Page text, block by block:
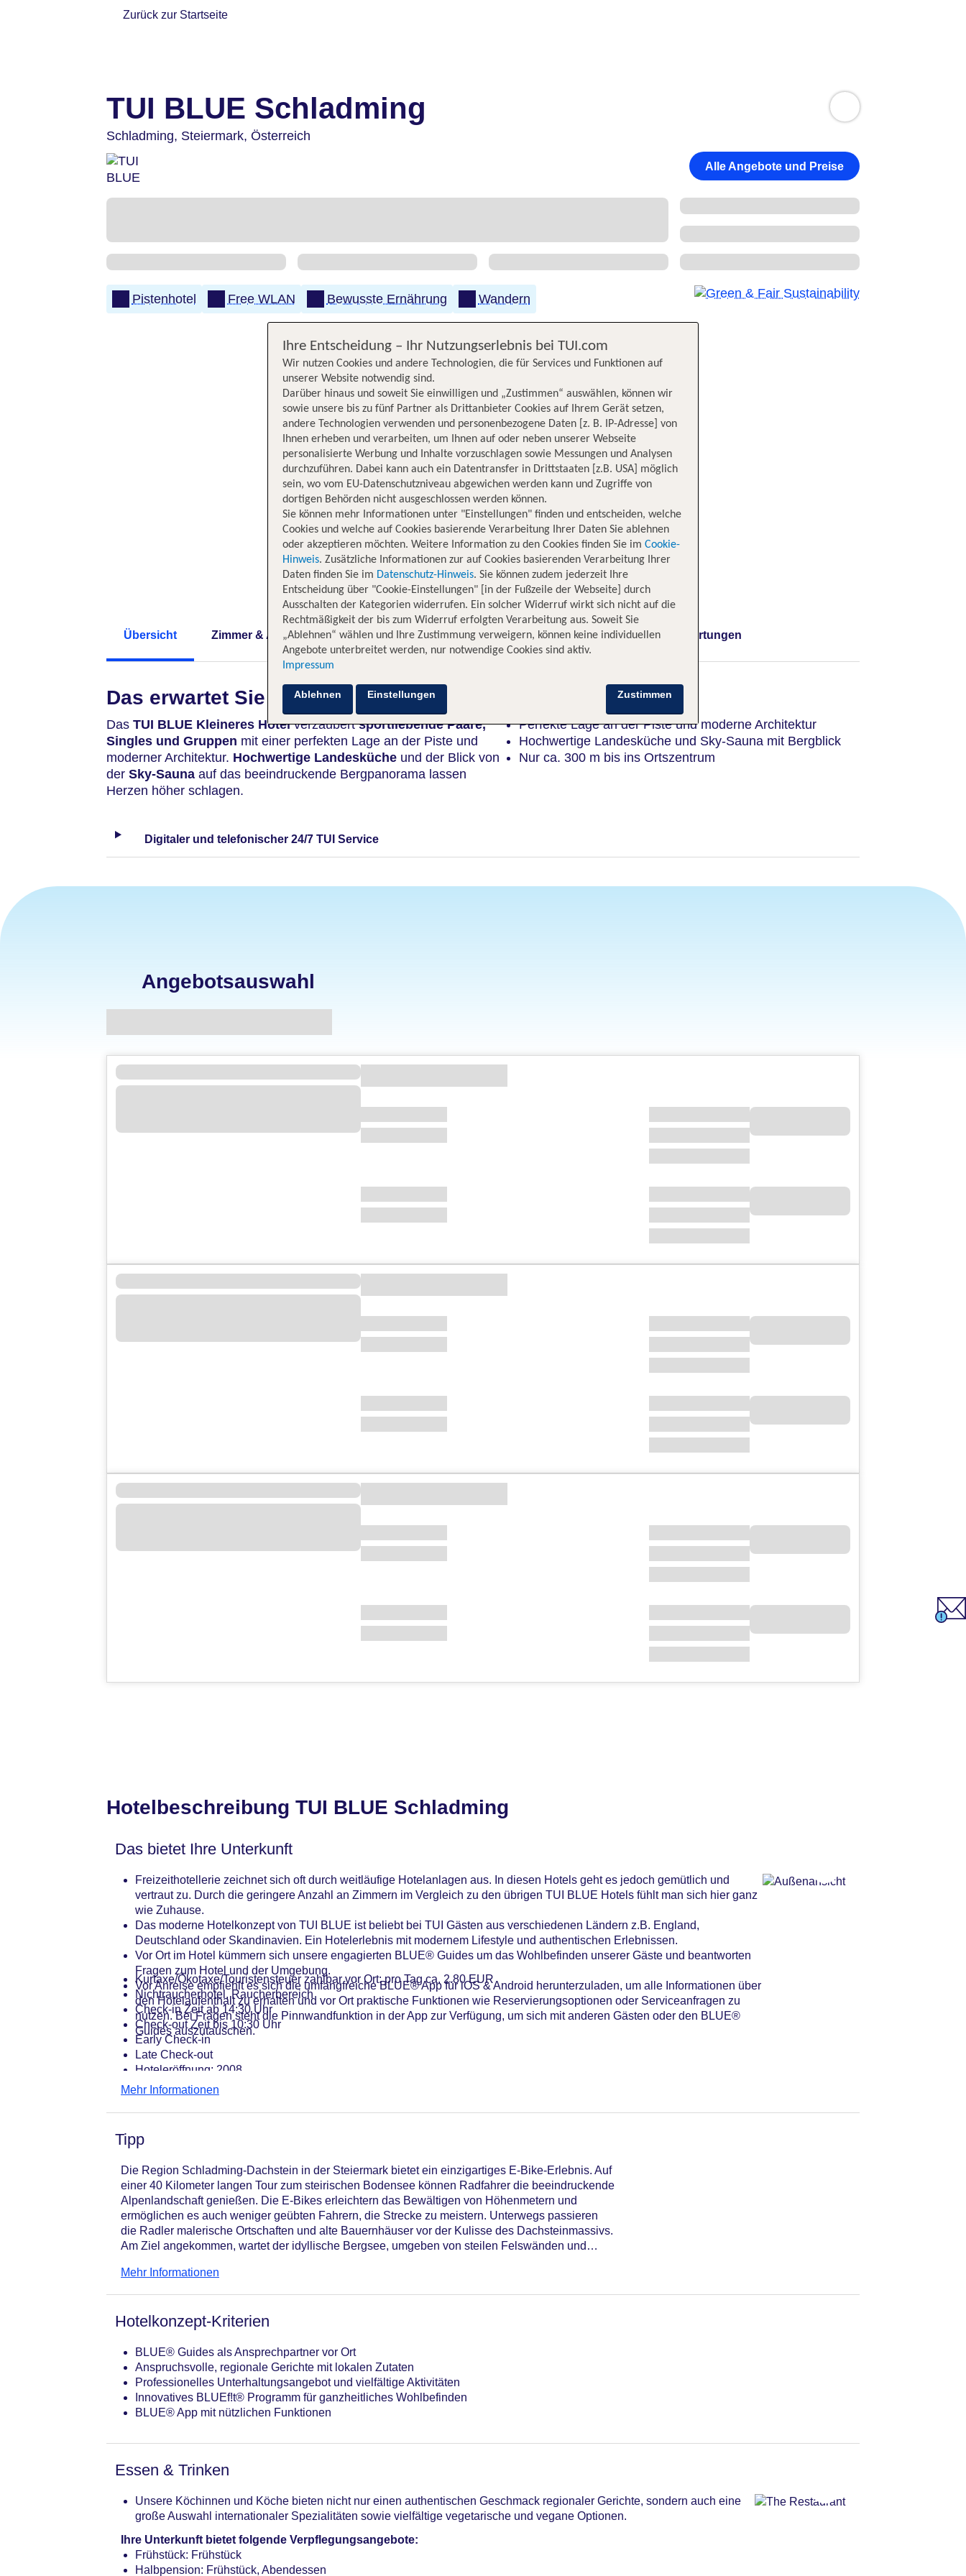
Zurück zur Startseite
TUI BLUE Schladming
Schladming, Steiermark, Österreich
Alle Angebote und Preise
Pistenhotel Free WLAN Bewusste Ernährung Wandern
Übersicht Zimmer & Angebote Hotelinformationen Nachhaltigkeit Lage Bewertungen
Das erwartet Sie
Das TUI BLUE Kleineres Hotelverzaubertsportliebende Paare,
Singles und Gruppen mit einer perfekten Lage an der Piste und
moderner Architektur. Hochwertige Landesküche und der Blick von
der Sky-Sauna auf das beeindruckende Bergpanorama lassen
Herzen höher schlagen.
Perfekte Lage an der Piste und moderne Architektur
Hochwertige Landesküche und Sky-Sauna mit Bergblick
Nur ca. 300 m bis ins Ortszentrum
Digitaler und telefonischer 24/7 TUI Service
Angebotsauswahl
Hotelbeschreibung TUI BLUE Schladming
Das bietet Ihre Unterkunft
Freizeithotellerie zeichnet sich oft durch weitläufige Hotelanlagen aus. In diesen Hotels geht es jedoch gemütlich und
vertraut zu. Durch die geringere Anzahl an Zimmern im Vergleich zu den übrigen TUI BLUE Hotels fühlt man sich hier ganz
wie Zuhause.
Das moderne Hotelkonzept von TUI BLUE ist beliebt bei TUI Gästen aus verschiedenen Ländern z.B. England,
Deutschland oder Skandinavien. Ein Hotelerlebnis mit modernem Lifestyle und authentischen Erlebnissen.
Vor Ort im Hotel kümmern sich unsere engagierten BLUE® Guides um das Wohlbefinden unserer Gäste und beantworten
Fragen zum Hotel und der Umgebung.
Vor Anreise empfiehlt es sich die umfangfreiche BLUE® App für iOS & Android herunterzuladen, um alle Informationen über
den Hotelaufenthalt zu erhalten und vor Ort praktische Funktionen wie Reservierungsoptionen oder Serviceanfragen zu
nutzen. Bei Fragen steht die Pinnwandfunktion in der App zur Verfügung, um sich mit anderen Gästen oder den BLUE®
Guides auszutauschen.
Kurtaxe/Ökotaxe/Touristensteuer zahlbar vor Ort: pro Tag ca. 2.80 EUR
Nichtraucherhotel, Raucherbereich
Check-in Zeit ab 14:30 Uhr
Check-out Zeit bis 10:30 Uhr
Early Check-in
Late Check-out
Hoteleröffnung: 2008
Rezeption: Sprachen: deutsch, englisch
Dachterrasse
Internetterminal: ohne Gebühr
Haustier: Hund erlaubt: pro Tag ca. 45 EUR, Anfrage & Reservierung notwendig
Parkmöglichkeiten: Garage: pro Nacht ca. 16 EUR, Reservierung notwendig
Tagungseinrichtungen: Konferenzräume: 1, Tagungsequipment
Größe des Hotels/Anlage: 2300
Gebäudeanzahl: 1, Etagen: 5, Zimmer: 107
Landeskategorie: 3 Sterne
Mehr Informationen
Tipp
Die Region Schladming-Dachstein in der Steiermark bietet ein einzigartiges E-Bike-Erlebnis. Auf
einer 40 Kilometer langen Tour zum steirischen Bodensee können Radfahrer die beeindruckende
Alpenlandschaft genießen. Die E-Bikes erleichtern das Bewältigen von Höhenmetern und
ermöglichen es auch weniger geübten Fahrern, die Strecke zu meistern. Unterwegs passieren
die Radler malerische Ortschaften und alte Bauernhäuser vor der Kulisse des Dachsteinmassivs.
Am Ziel angekommen, wartet der idyllische Bergsee, umgeben von steilen Felswänden und
eine aufregende Abfahrt zurück ins Tal.
Mehr Informationen
Hotelkonzept-Kriterien
BLUE® Guides als Ansprechpartner vor Ort
Anspruchsvolle, regionale Gerichte mit lokalen Zutaten
Professionelles Unterhaltungsangebot und vielfältige Aktivitäten
Innovatives BLUEf!t® Programm für ganzheitliches Wohlbefinden
BLUE® App mit nützlichen Funktionen
Essen & Trinken
Unsere Köchinnen und Köche bieten nicht nur einen authentischen Geschmack regionaler Gerichte, sondern auch eine
große Auswahl internationaler Spezialitäten sowie vielfältige vegetarische und vegane Optionen.
Ihre Unterkunft bietet folgende Verpflegungsangebote:
Frühstück: Frühstück
Halbpension: Frühstück, Abendessen
Ihre Entscheidung – Ihr Nutzungserlebnis bei TUI.com
Wir nutzen Cookies und andere Technologien, die für Services und Funktionen auf
unserer Website notwendig sind.
Darüber hinaus und soweit Sie einwilligen und „Zustimmen“ auswählen, können wir
sowie unsere bis zu fünf Partner als Drittanbieter Cookies auf Ihrem Gerät setzen,
andere Technologien verwenden und personenbezogene Daten [z. B. IP-Adresse] von
Ihnen erheben und verarbeiten, um Ihnen auf oder neben unserer Webseite
personalisierte Werbung und Inhalte vorzuschlagen sowie Messungen und Analysen
durchzuführen. Dabei kann auch ein Datentransfer in Drittstaaten [z.B. USA] möglich
sein, wo vom EU-Datenschutzniveau abgewichen werden kann und Zugriffe von
dortigen Behörden nicht ausgeschlossen werden können.
Sie können mehr Informationen unter "Einstellungen" finden und entscheiden, welche
Cookies und welche auf Cookies basierende Verarbeitung Ihrer Daten Sie ablehnen
oder akzeptieren möchten. Weitere Information zu den Cookies finden Sie im Cookie-
Hinweis. Zusätzliche Informationen zur auf Cookies basierenden Verarbeitung Ihrer
Daten finden Sie im Datenschutz-Hinweis. Sie können zudem jederzeit Ihre
Entscheidung über "Cookie-Einstellungen" [in der Fußzeile der Webseite] durch
Ausschalten der Kategorien widerrufen. Ein solcher Widerruf wirkt sich nicht auf die
Rechtmäßigkeit der bis zum Widerruf erfolgten Verarbeitung aus. Soweit Sie
„Ablehnen“ wählen und Ihre Zustimmung verweigern, können keine individuellen
Angebote unterbreitet werden, nur notwendige Cookies sind aktiv.
Impressum
Zustimmen
Ablehnen Einstellungen